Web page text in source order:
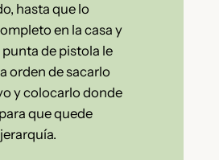
hasta que lo
en la casa y
de pistola le
orden de sacarlo
y colocarlo donde
que quede